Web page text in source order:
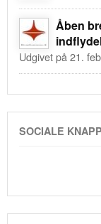
Åben
Udgivet på 21.
SOCIALE